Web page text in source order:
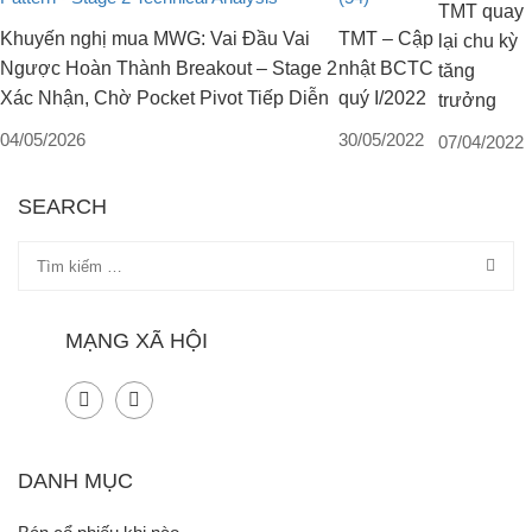
Khuyến nghị mua MWG: Vai Đầu Vai
Ngược Hoàn Thành Breakout – Stage 2
Xác Nhận, Chờ Pocket Pivot Tiếp Diễn
04/05/2026
TMT – Cập
nhật BCTC
quý I/2022
30/05/2022
TMT quay
lại chu kỳ
tăng
trưởng
07/04/2022
SEARCH
MẠNG XÃ HỘI
DANH MỤC